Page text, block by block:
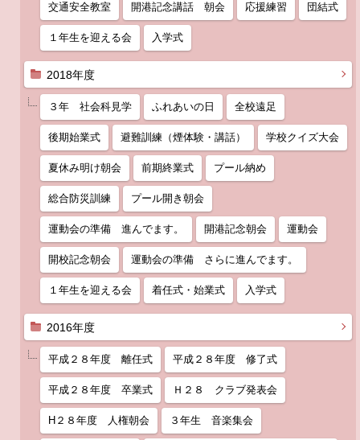
交通安全教室 開港記念講話 朝会 応援練習 団結式
１年生を迎える会 入学式
2018年度
３年 社会科見学 ふれあいの日 全校遠足
後期始業式 避難訓練（煙体験・講話） 学校クイズ大会
夏休み明け朝会 前期終業式 プール納め
総合防災訓練 プール開き朝会
運動会の準備 進んでます。 開港記念朝会 運動会
開校記念朝会 運動会の準備 さらに進んでます。
１年生を迎える会 着任式・始業式 入学式
2016年度
平成２８年度 離任式 平成２８年度 修了式
平成２８年度 卒業式 Ｈ２８ クラブ発表会
H２８年度 人権朝会 ３年生 音楽集会